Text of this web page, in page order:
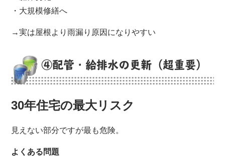
・大規模修繕へ
→実は屋根より雨漏り原因になりやすい
④配管・給排水の更新（超重要）
30年住宅の最大リスク
見えない部分ですが最も危険。
よくある問題